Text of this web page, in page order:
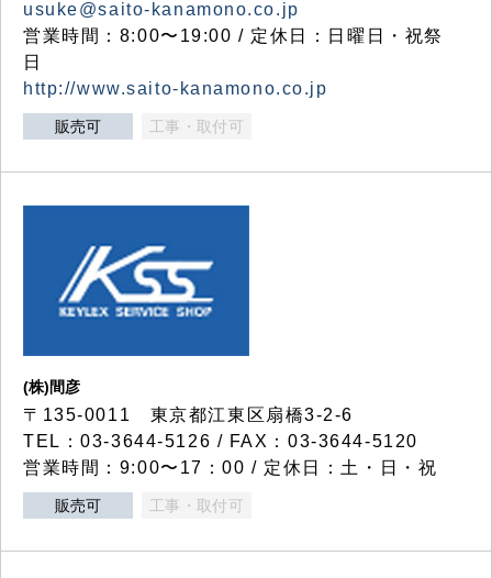
usuke@saito-kanamono.co.jp
営業時間：8:00〜19:00 / 定休日：日曜日・祝祭
日
http://www.saito-kanamono.co.jp
販売可 工事・取付可
(株)間彦
〒135-0011 東京都江東区扇橋3-2-6
TEL：03-3644-5126 / FAX：03-3644-5120
営業時間：9:00〜17：00 / 定休日：土・日・祝
販売可 工事・取付可